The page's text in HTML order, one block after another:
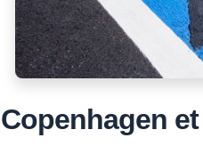
Copenhagen